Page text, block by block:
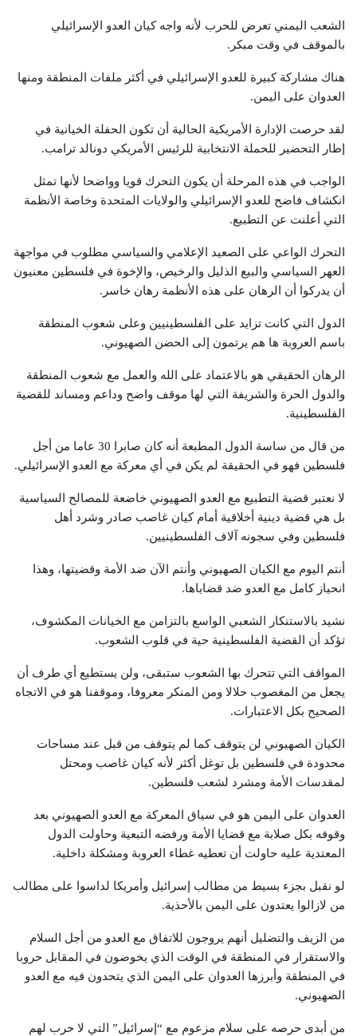
الشعب اليمني تعرض للحرب لأنه واجه كيان العدو الإسرائيلي
بالموقف في وقت مبكر.
هناك مشاركة كبيرة للعدو الإسرائيلي في أكثر ملفات المنطقة ومنها
العدوان على اليمن.
لقد حرصت الإدارة الأمريكية الحالية أن تكون الحفلة الخيانية في
إطار التحضير للحملة الانتخابية للرئيس الأمريكي دونالد ترامب.
الواجب في هذه المرحلة أن يكون التحرك قويا وواضحا لأنها تمثل
انكشاف فاضح للعدو الإسرائيلي والولايات المتحدة وخاصة الأنظمة
التي أعلنت عن التطبيع.
التحرك الواعي على الصعيد الإعلامي والسياسي مطلوب في مواجهة
العهر السياسي والبيع الذليل والرخيص، والإخوة في فلسطين معنيون
أن يدركوا أن الرهان على هذه الأنظمة رهان خاسر.
الدول التي كانت تزايد على الفلسطينيين وعلى شعوب المنطقة
باسم العروبة ها هم يرتمون إلى الحضن الصهيوني.
الرهان الحقيقي هو بالاعتماد على الله والعمل مع شعوب المنطقة
والدول الحرة والشريفة التي لها موقف واضح وداعم ومساند للقضية
الفلسطينية.
من قال من ساسة الدول المطبعة أنه كان صابرا 30 عاما من أجل
فلسطين فهو في الحقيقة لم يكن في أي معركة مع العدو الإسرائيلي.
لا نعتبر قضية التطبيع مع العدو الصهيوني خاضعة للمصالح السياسية
بل هي قضية دينية أخلاقية أمام كيان غاصب صادر وشرد أهل
فلسطين وفي سجونه آلاف الفلسطينيين.
أنتم اليوم مع الكيان الصهيوني وأنتم الآن ضد الأمة وقضيتها، وهذا
انحياز كامل مع العدو ضد قضاياها.
نشيد بالاستنكار الشعبي الواسع بالتزامن مع الخيانات المكشوف،
تؤكد أن القضية الفلسطينية حية في قلوب الشعوب.
المواقف التي تتحرك بها الشعوب ستبقى، ولن يستطيع أي طرف أن
يجعل من المغصوب حلالا ومن المنكر معروفا، وموقفنا هو في الاتجاه
الصحيح بكل الاعتبارات.
الكيان الصهيوني لن يتوقف كما لم يتوقف من قبل عند مساحات
محدودة في فلسطين بل توغل أكثر لأنه كيان غاصب ومحتل
لمقدسات الأمة ومشرد لشعب فلسطين.
العدوان على اليمن هو في سياق المعركة مع العدو الصهيوني بعد
وقوفه بكل صلابة مع قضايا الأمة ورفضه التبعية وحاولت الدول
المعتدية عليه حاولت أن تعطيه غطاء العروبة ومشكلة داخلية.
لو نقبل بجزء بسيط من مطالب إسرائيل وأمريكا لداسوا على مطالب
من لازالوا يعتدون على اليمن بالأحذية.
من الزيف والتضليل أنهم يروجون للاتفاق مع العدو من أجل السلام
والاستقرار في المنطقة في الوقت الذي يخوضون في المقابل حروبا
في المنطقة وأبرزها العدوان على اليمن الذي يتحدون فيه مع العدو
الصهيوني.
من أبدى حرصه على سلام مزعوم مع “إسرائيل” التي لا حرب لهم